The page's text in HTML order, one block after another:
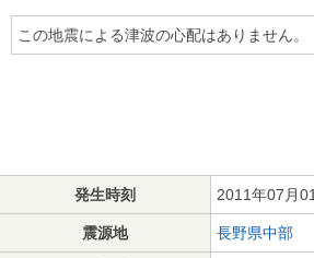
この地震による津波の心配はありません。
発生時刻 2011年07月
震源地 長野県中部